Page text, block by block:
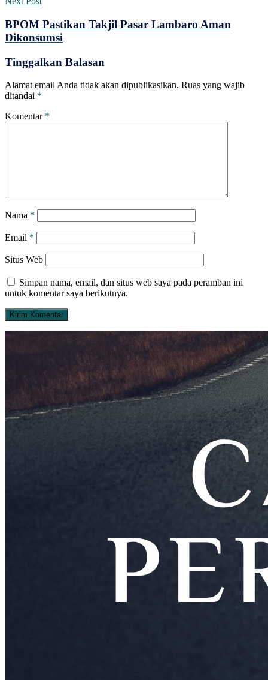
BPOM Pastikan Takjil Pasar Lambaro Aman
Dikonsumsi
Tinggalkan Balasan
Alamat email Anda tidak akan dipublikasikan. Ruas yang wajib
ditandai *
Komentar *
Nama *
Email *
Situs Web
Simpan nama, email, dan situs web saya pada peramban ini
untuk komentar saya berikutnya.